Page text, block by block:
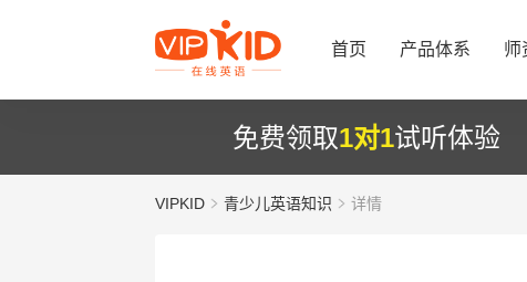
首页 产品体系 师
免费领取1对1试听体验
VIPKID 青少儿英语知识 详情